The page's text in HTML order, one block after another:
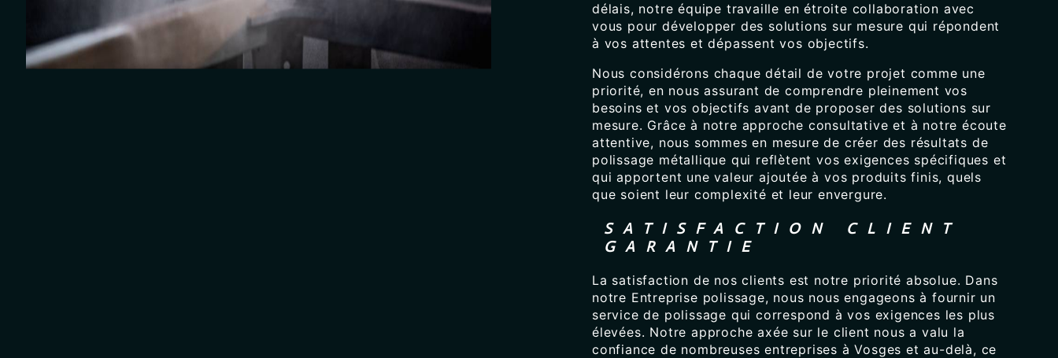
délais, notre équipe travaille en étroite collaboration avec
vous pour développer des solutions sur mesure qui répondent
à vos attentes et dépassent vos objectifs.
Nous considérons chaque détail de votre projet comme une
priorité, en nous assurant de comprendre pleinement vos
besoins et vos objectifs avant de proposer des solutions sur
mesure. Grâce à notre approche consultative et à notre écoute
attentive, nous sommes en mesure de créer des résultats de
polissage métallique qui reflètent vos exigences spécifiques et
qui apportent une valeur ajoutée à vos produits finis, quels
que soient leur complexité et leur envergure.
SATISFACTION CLIENT
GARANTIE
La satisfaction de nos clients est notre priorité absolue. Dans
notre Entreprise polissage, nous nous engageons à fournir un
service de polissage qui correspond à vos exigences les plus
élevées. Notre approche axée sur le client nous a valu la
confiance de nombreuses entreprises à Vosges et au-delà, ce